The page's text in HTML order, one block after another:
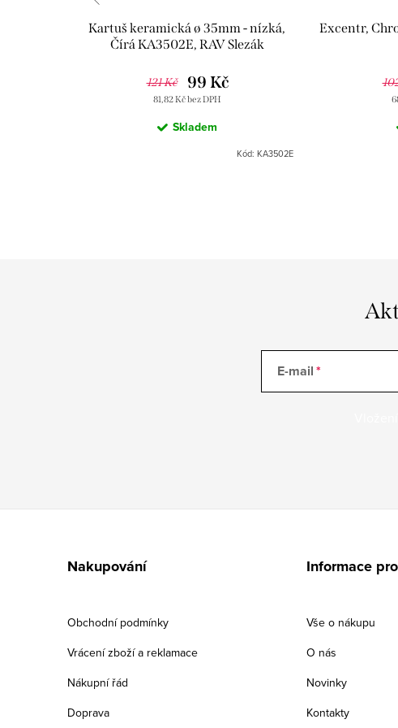
Kartuš keramická ø 35mm - nízká,
Čírá KA3502E, RAV Slezák
121 Kč
81,82 Kč bez DPH
99 Kč
Skladem
Kód: KA3502E
Excentr,
E-mail
Nakupování
Obchodní podmínky
Vrácení zboží a reklamace
Nákupní řád
Doprava
Informace
Vše o nákupu
O nás
Novinky
Kontakty